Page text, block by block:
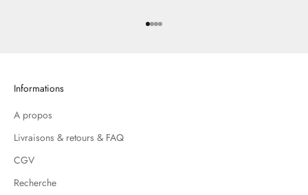
Aller à l'élément 1
Aller à l'élément 2
Aller à l'élément 3
Aller à l'élément 4
Informations
A propos
Livraisons & retours & FAQ
CGV
Recherche